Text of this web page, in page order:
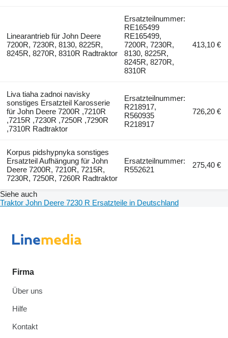
Linearantrieb für John Deere
7200R, 7230R, 8130, 8225R,
8245R, 8270R, 8310R Radtraktor
Ersatzteilnummer:
RE165499
RE165499,
7200R, 7230R,
8130, 8225R,
8245R, 8270R,
8310R
413,10 €
Liva tiaha zadnoi navisky
sonstiges Ersatzteil Karosserie
für John Deere 7200R ,7210R
,7215R ,7230R ,7250R ,7290R
,7310R Radtraktor
Ersatzteilnummer:
R218917,
R560935
R218917
726,20 €
Korpus pidshypnyka sonstiges
Ersatzteil Aufhängung für John
Deere 7200R, 7210R, 7215R,
7230R, 7250R, 7260R Radtraktor
Ersatzteilnummer:
R552621
275,40 €
Siehe auch
Traktor John Deere 7230 R Ersatzteile in Deutschland
Firma
Über uns
Hilfe
Kontakt